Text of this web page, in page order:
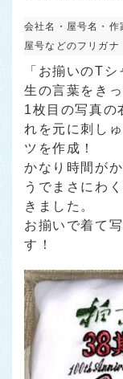
会社名・屋号名・作
屋号などのフリガナ
「お揃いのT
生の言葉をき
1枚目の写真の
れを元に刺し
ツを作成！
かなり時間が
うでまさにわ
きました。
お揃いで着て
す！